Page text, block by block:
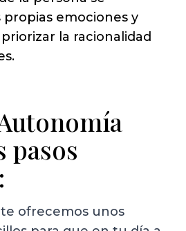
propias emociones y
la racionalidad
pasos
ofrecemos unos